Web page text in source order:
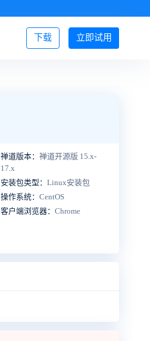
立即试用
下载 登录/注册
禅道版本： 禅道开源版 15.x-
17.x
安装包类型： Linux安装包
操作系统： CentOS
客户端浏览器： Chrome